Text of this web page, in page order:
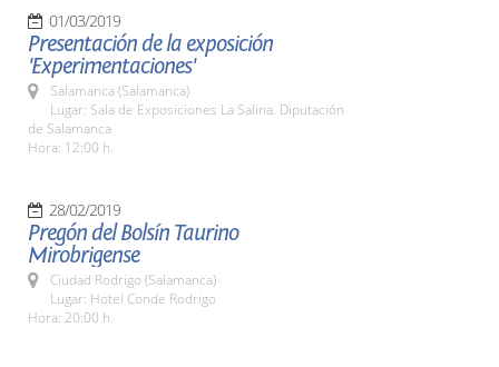
01/03/2019
Presentación de la exposición
'Experimentaciones'
Salamanca (Salamanca)
Lugar: Sala de Exposiciones La Salina. Diputación
de Salamanca
Hora: 12:00 h.
28/02/2019
Pregón del Bolsín Taurino
Mirobrigense
Ciudad Rodrigo (Salamanca)
Lugar: Hotel Conde Rodrigo
Hora: 20:00 h.